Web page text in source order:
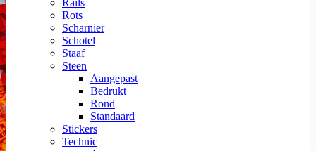
Rails
Rots
Scharnier
Schotel
Staaf
Steen
Aangepast
Bedrukt
Rond
Standaard
Stickers
Technic